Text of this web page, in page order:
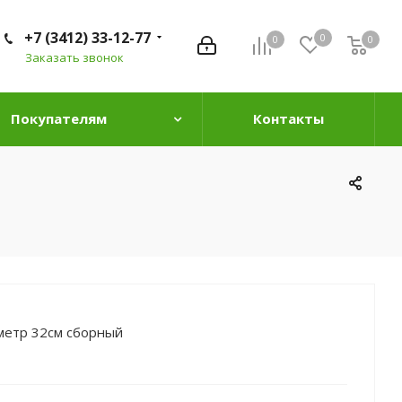
0 0 0
0
+7 (3412) 33-12-77
Заказать звонок
Покупателям Контакты
32см сборный